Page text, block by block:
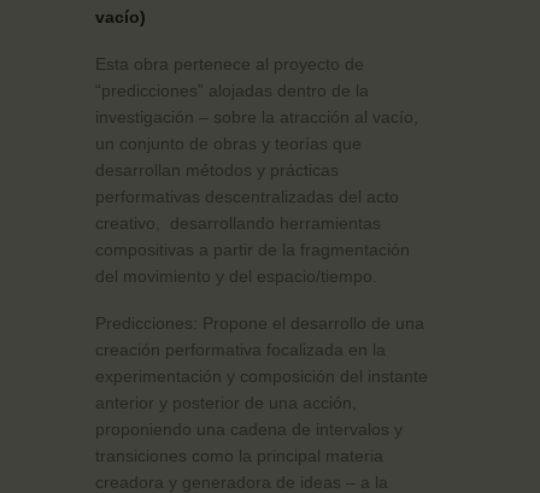
vacío)
Esta obra pertenece al proyecto de
“predicciones” alojadas dentro de la
investigación – sobre la atracción al vacío,
un conjunto de obras y teorías que
desarrollan métodos y prácticas
performativas descentralizadas del acto
creativo,
desarrollando herramientas
compositivas a partir de la fragmentación
del movimiento y del espacio/tiempo.
Predicciones: Propone el desarrollo de una
creación performativa focalizada en la
experimentación y composición del instante
anterior y posterior de una acción,
proponiendo una cadena de intervalos y
transiciones como la principal materia
creadora y generadora de ideas – a la